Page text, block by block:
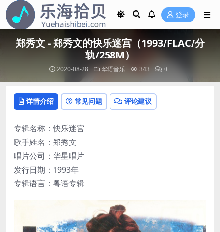
登录
郑秀文 - 郑秀文的快乐迷宫（1993/FLAC/分
轨/258M）
2020-08-28 华语音乐 343 0
详情介绍 常见问题 评论建议
专辑名称：快乐迷宫
歌手姓名：郑秀文
唱片公司：华星唱片
发行日期：1993年
专辑语言：粤语专辑